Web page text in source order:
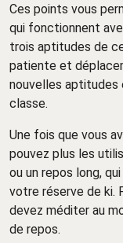
Ces points vous
qui fonctionnent
trois aptitudes de
patiente et
nouvelles aptitudes
classe.
Une fois que vous
pouvez plus les
ou un repos long,
votre réserve de ki.
devez méditer au
de repos.